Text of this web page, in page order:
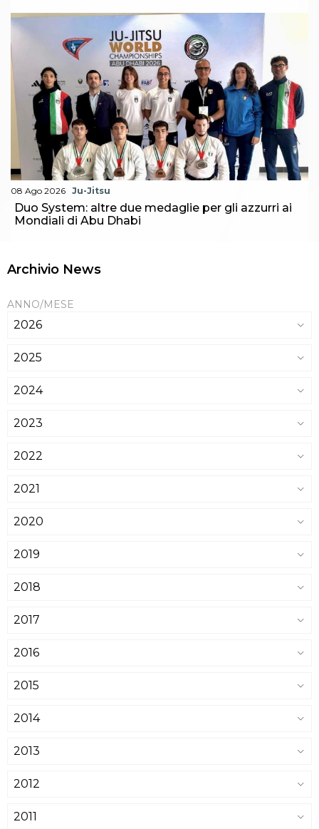
08 Ago 2026 Ju-Jitsu
Duo System: altre due medaglie per gli azzurri ai
Mondiali di Abu Dhabi
Archivio News
ANNO/MESE
2026
2025
2024
2023
2022
2021
2020
2019
2018
2017
2016
2015
2014
2013
2012
2011